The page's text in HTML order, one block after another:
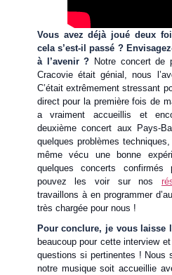
Vous avez déjà joué deux
cela s’est-il passé ?
à l’avenir ? Notre concert de
Cracovie était génial, nous
C’était extrêmement stressant
direct pour la première fois de
a vraiment accueillis et
deuxième concert aux Pays-
quelques problèmes
même vécu une bonne
quelques concerts
pouvez les voir sur nos
travaillons à en programmer
très chargée pour nous !
Pour conclure, je vous laisse
beaucoup pour cette interview
questions si pertinentes ! Nous
notre musique soit accueillie